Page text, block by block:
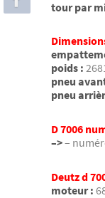
tour par
poids :
pneu
pneu
D 7006
–>–
Deutz d
moteur :